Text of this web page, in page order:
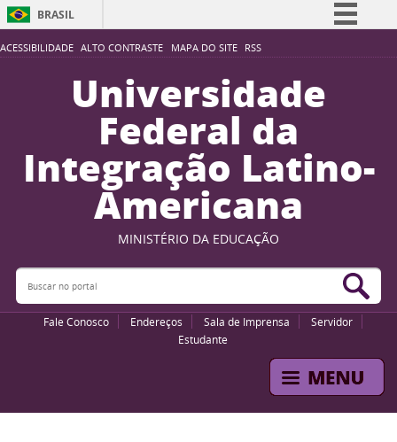
ACESSIBILIDADE ALTO CONTRASTE MAPA DO SITE RSS
BRASIL
Simplifique!
Participe
Acesso à informação
Legislação
Canais
Universidade
Federal da
Integração Latino-
Americana
MINISTÉRIO DA EDUCAÇÃO
Buscar no portal
Fale Conosco Endereços Sala de Imprensa
Servidor
Estudante